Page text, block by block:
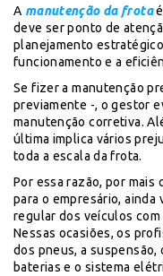
A manutenção da frota
deve ser ponto de
planejamento
funcionamento e a
Se fizer a manutenção
previamente -, o gestor
manutenção corretiva.
última implica vários
toda a escala da frota.
Por essa razão, por mais
para o empresário, ainda
regular dos veículos
Nessas ocasiões, os
dos pneus, a
baterias e o sistema